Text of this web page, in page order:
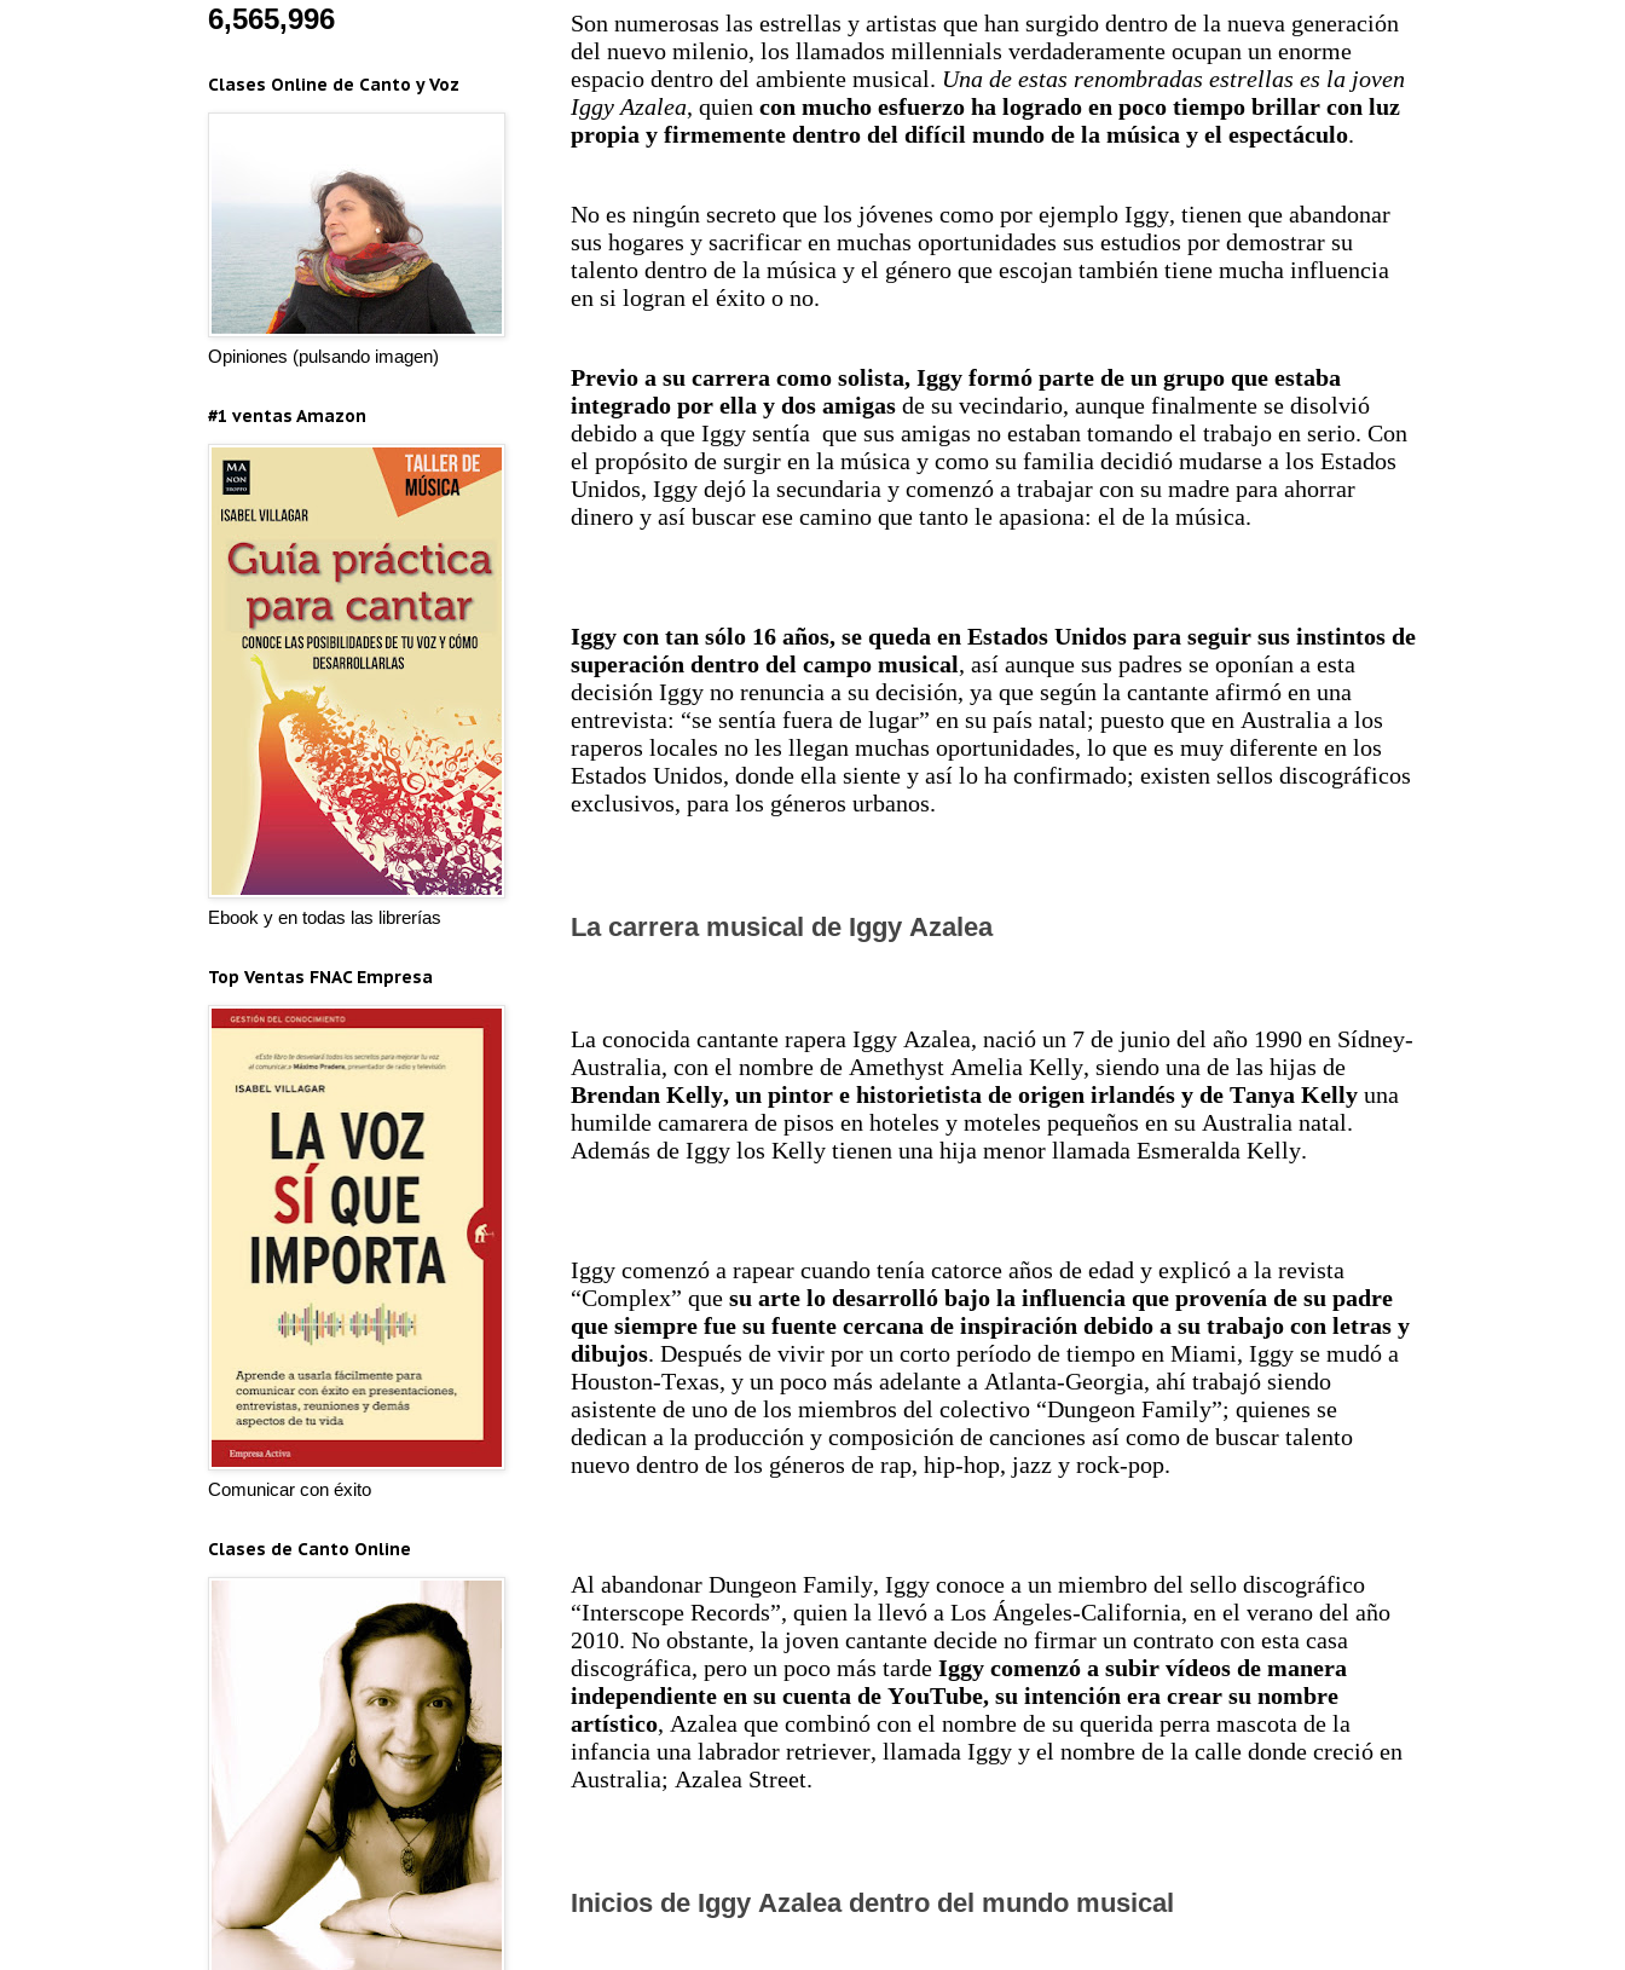
Son numerosas las estrellas y artistas que han surgido dentro de la nueva generación
del nuevo milenio, los llamados millennials verdaderamente ocupan un enorme
espacio dentro del ambiente musical. Una de estas renombradas estrellas es la joven
Iggy Azalea, quien con mucho esfuerzo ha logrado en poco tiempo brillar con luz
propia y firmemente dentro del difícil mundo de la música y el espectáculo.
No es ningún secreto que los jóvenes como por ejemplo Iggy, tienen que abandonar
sus hogares y sacrificar en muchas oportunidades sus estudios por demostrar su
talento dentro de la música y el género que escojan también tiene mucha influencia
en si logran el éxito o no.
Previo a su carrera como solista, Iggy formó parte de un grupo que estaba
integrado por ella y dos amigas de su vecindario, aunque finalmente se disolvió
debido a que Iggy sentía que sus amigas no estaban tomando el trabajo en serio.​ Con
el propósito de surgir en la música y como su familia decidió mudarse a los Estados
Unidos, Iggy dejó la secundaria y comenzó a trabajar con su madre para ahorrar
dinero y así buscar ese camino que tanto le apasiona: el de la música.
Iggy con tan sólo 16 años, se queda en Estados Unidos para seguir sus instintos de
superación dentro del campo musical, así aunque sus padres se oponían a esta
decisión Iggy no renuncia a su decisión, ya que según la cantante afirmó en una
entrevista: “se sentía fuera de lugar” en su país natal; puesto que en Australia a los
raperos locales no les llegan muchas oportunidades, lo que es muy diferente en los
Estados Unidos, donde ella siente y así lo ha confirmado; existen sellos discográficos
exclusivos, para los géneros urbanos.
La carrera musical de Iggy Azalea
La conocida cantante rapera Iggy Azalea, nació un 7 de junio del año 1990 en Sídney-
Australia, con el nombre de Amethyst Amelia Kelly, siendo una de las hijas de
Brendan Kelly, un pintor e historietista de origen irlandés y de Tanya Kelly una
humilde camarera de pisos en hoteles y moteles pequeños en su Australia natal.
Además de Iggy los Kelly tienen una hija menor llamada Esmeralda Kelly.
Iggy comenzó a rapear cuando tenía catorce años de edad y explicó a la revista
“Complex” que su arte lo desarrolló bajo la influencia que provenía de su padre
que siempre fue su fuente cercana de inspiración debido a su trabajo con letras y
dibujos. Después de vivir por un corto período de tiempo en Miami, Iggy se mudó a
Houston-Texas, y un poco más adelante a Atlanta-Georgia, ahí trabajó siendo
asistente de uno de los miembros del colectivo “Dungeon Family”; quienes se
dedican a la producción y composición de canciones así como de buscar talento
nuevo dentro de los géneros de rap, hip-hop, jazz y rock-pop.​
Al abandonar Dungeon Family, Iggy conoce a un miembro del sello discográfico
“Interscope Records”, quien la llevó a Los Ángeles-California, en el verano del año
2010. No obstante, la joven cantante decide no firmar un contrato con esta casa
discográfica, pero un poco más tarde Iggy comenzó a subir vídeos de manera
independiente en su cuenta de YouTube, su intención era crear su nombre
artístico, Azalea que combinó con el nombre de su querida perra mascota de la
infancia una labrador retriever, llamada Iggy y el nombre de la calle donde creció en
Australia; Azalea Street.
Inicios de Iggy Azalea dentro del mundo musical
6,565,996
Clases Online de Canto y Voz
Opiniones (pulsando imagen)
#1 ventas Amazon
Ebook y en todas las librerías
Top Ventas FNAC Empresa
Comunicar con éxito
Clases de Canto Online